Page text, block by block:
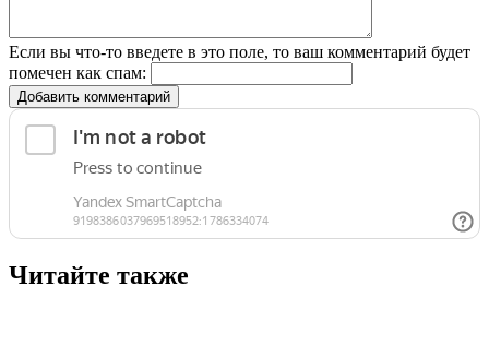
Если вы что-то введете в это поле, то ваш комментарий будет
помечен как спам:
Добавить комментарий
Читайте также